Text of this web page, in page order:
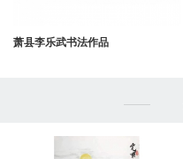
萧县李乐武书法作品